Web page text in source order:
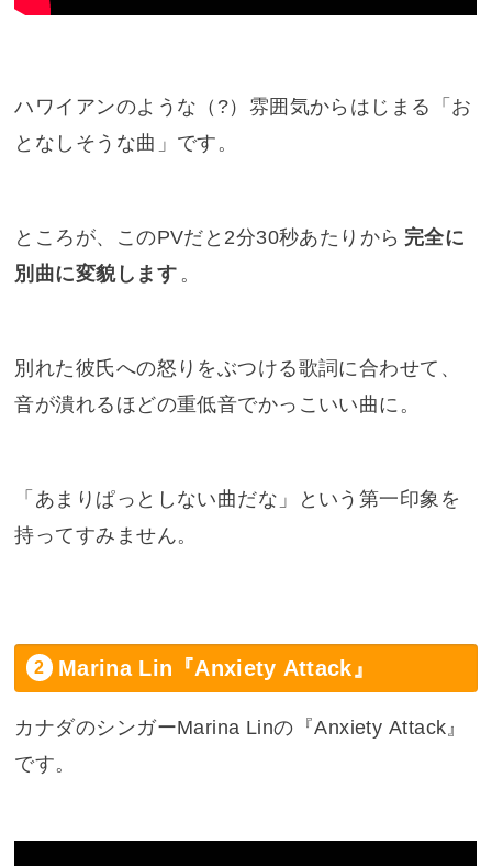
ハワイアンのような（?）雰囲気からはじまる「お
となしそうな曲」です。
ところが、このPVだと2分30秒あたりから 完全に
別曲に変貌します 。
別れた彼氏への怒りをぶつける歌詞に合わせて、
音が潰れるほどの重低音でかっこいい曲に。
「あまりぱっとしない曲だな」という第一印象を
持ってすみません。
Marina Lin『Anxiety Attack』
カナダのシンガーMarina Linの『Anxiety Attack』
です。